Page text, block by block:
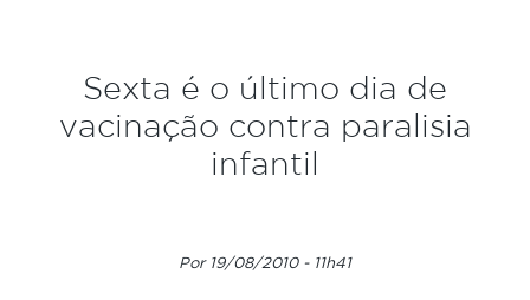
Sexta é o último dia de
vacinação contra paralisia
infantil
Por 19/08/2010 - 11h41